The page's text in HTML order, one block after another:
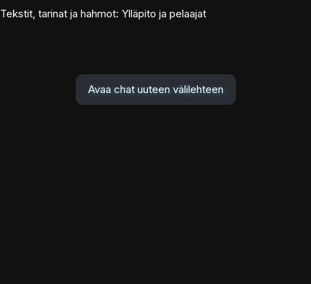
Tekstit, tarinat ja hahmot: Ylläpito ja pelaajat
Avaa chat uuteen välilehteen